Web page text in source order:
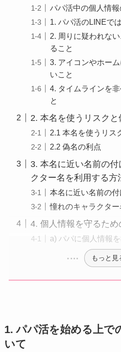
パパ活中の個人情
1. パパ活のLINEで
2. 周りに疑われな
ること
3. アイコンやホー
いこと
4. タイムラインを
と
2. 本名を使うリスクと
2.1 本名を使うリス
2.2 偽名の利点
3. 本名に近い名前の
クター名を利用する方
本名に近い名前の
憧れのキャラクタ
4. 個人情報を守るた
a) パパに個人情報
もっと見
1. パパ活を始める上で
いて